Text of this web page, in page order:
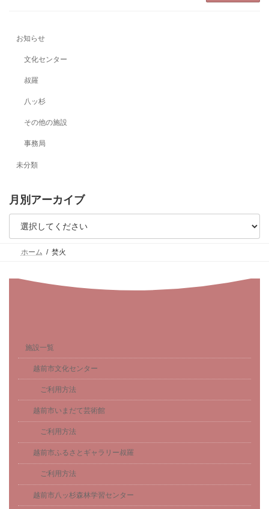
お知らせ
文化センター
叔羅
八ッ杉
その他の施設
事務局
未分類
月別アーカイブ
ホーム 焚火
施設一覧
越前市文化センター
ご利用方法
越前市いまだて芸術館
ご利用方法
越前市ふるさとギャラリー叔羅
ご利用方法
越前市八ッ杉森林学習センター